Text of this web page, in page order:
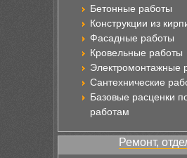
Бетонные работы
Конструкции из
Фасадные работы
Кровельные работы
Электромонтажные
Сантехнические
Базовые расценки
работам
Ремонт,